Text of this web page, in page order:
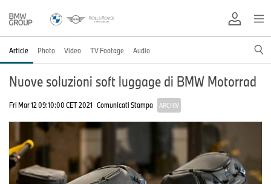
Article Photo Video TV Footage Audio
Nuove soluzioni soft luggage di BMW Motorrad
Fri Mar 12 09:10:00 CET 2021 Comunicati Stampa ARCHIV